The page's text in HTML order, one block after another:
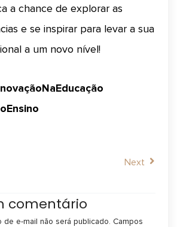
a chance de explorar as
e se inspirar para levar a sua
a um novo nível!
Next
comentário
de e-mail não será publicado. Campos